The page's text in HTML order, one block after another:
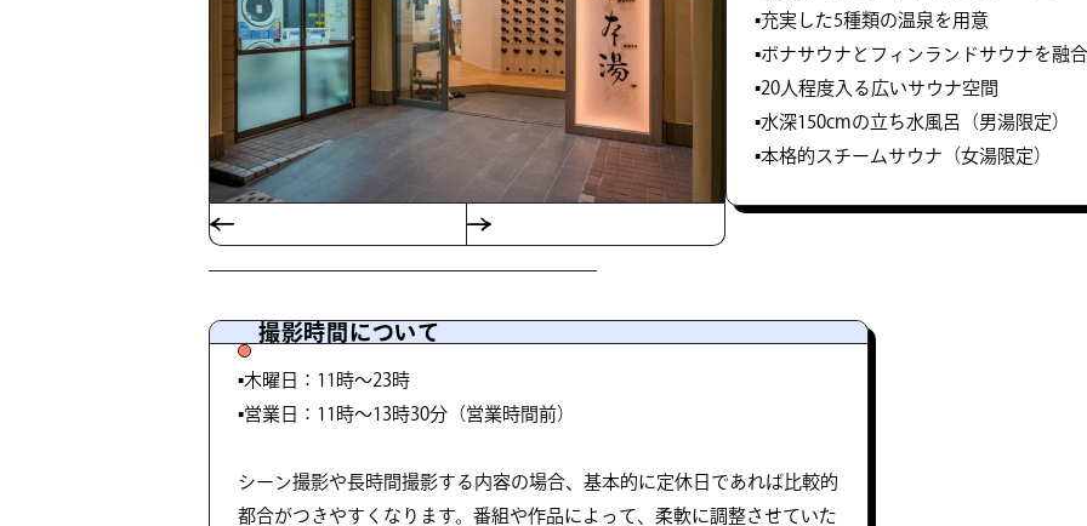
▪️充実した5種類の温泉を用意
▪️ボナサウナとフィンランドサウナを融合
▪️20人程度入る広いサウナ空間
▪️水深150cmの立ち水風呂（男湯限定）
▪️本格的スチームサウナ（女湯限定）
撮影時間について
▪️木曜日：11時〜23時
▪️営業日：11時〜13時30分（営業時間前）
シーン撮影や長時間撮影する内容の場合、基本的に定休日であれば比較的
都合がつきやすくなります。番組や作品によって、柔軟に調整させていた